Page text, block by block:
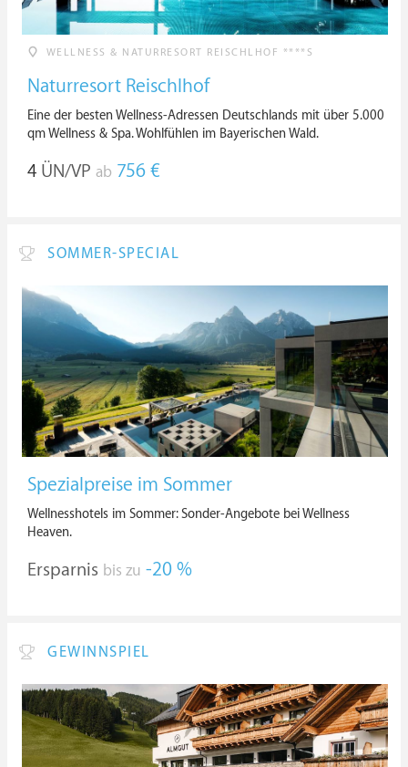
WELLNESS & NATURRESORT REISCHLHOF ****S
Naturresort Reischlhof
Eine der besten Wellness-Adressen Deutschlands mit über 5.000
qm Wellness & Spa. Wohlfühlen im Bayerischen Wald.
4 ÜN/VP ab 756 €
SOMMER-SPECIAL
Spezialpreise im Sommer
Wellnesshotels im Sommer: Sonder-Angebote bei Wellness
Heaven.
Ersparnis bis zu -20 %
GEWINNSPIEL